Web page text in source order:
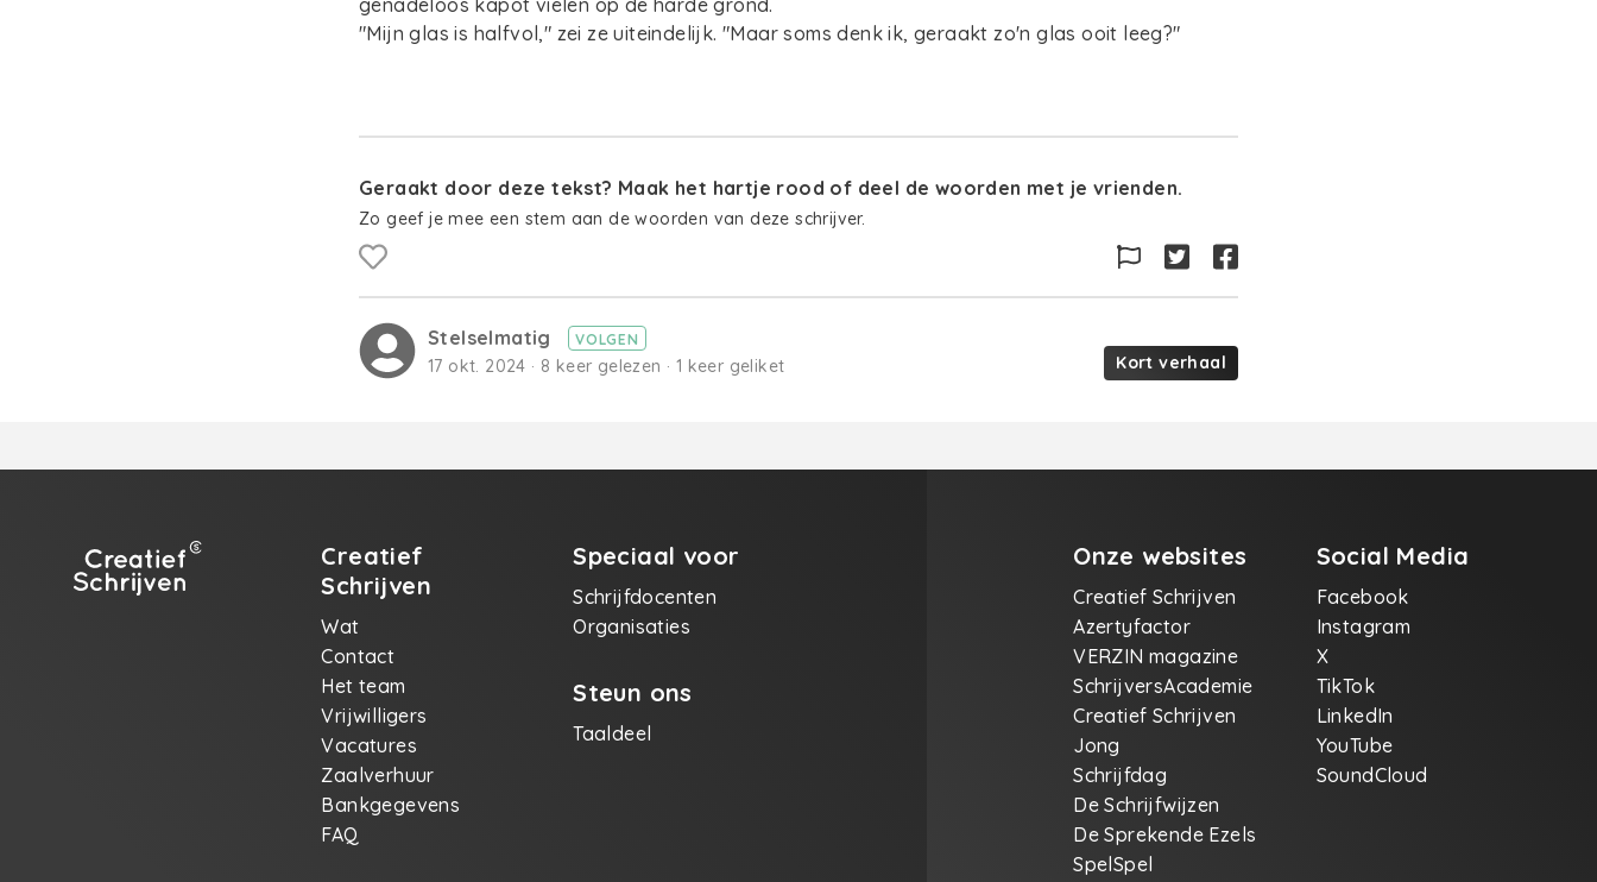
genadeloos kapot vielen op de harde grond.
"Mijn glas is halfvol," zei ze uiteindelijk. "Maar soms denk ik, geraakt zo'n glas ooit leeg?"
Geraakt door deze tekst? Maak het hartje rood of deel de woorden met je vrienden.
Zo geef je mee een stem aan de woorden van deze schrijver.
Stelselmatig VOLGEN
17 okt. 2024 · 8 keer gelezen · 1 keer geliket Kort verhaal
Creatief
Schrijven
Wat
Contact
Het team
Vrijwilligers
Vacatures
Zaalverhuur
Bankgegevens
FAQ
Speciaal voor
Schrijfdocenten
Organisaties
Steun ons
Taaldeel
Onze websites
Creatief Schrijven
Azertyfactor
VERZIN magazine
SchrijversAcademie
Creatief Schrijven
Jong
Schrijfdag
De Schrijfwijzen
De Sprekende Ezels
SpelSpel
Social Media
Facebook
Instagram
X
TikTok
LinkedIn
YouTube
SoundCloud